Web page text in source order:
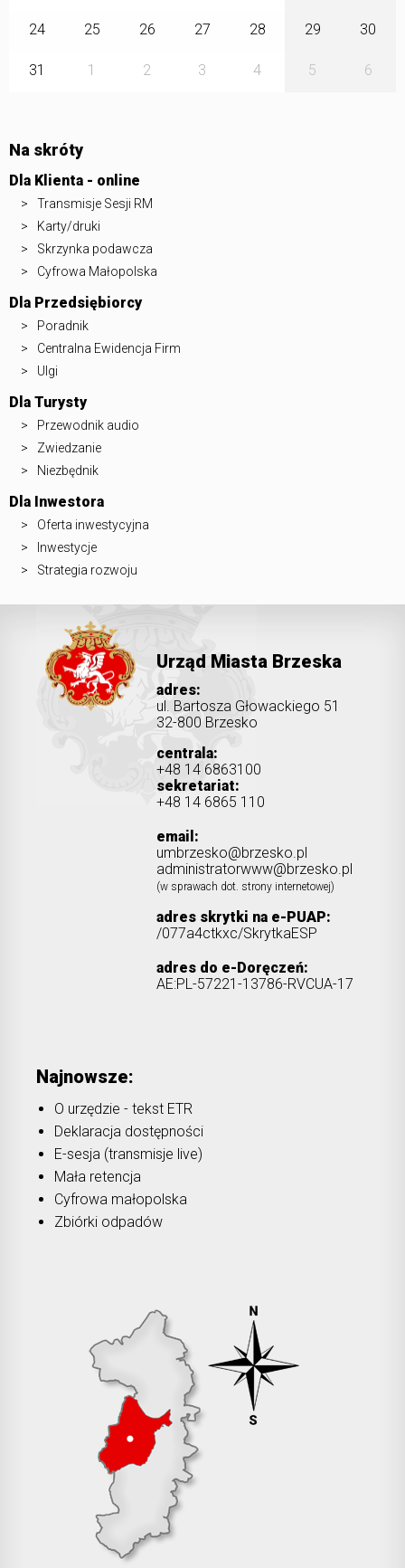
24 25 26 27 28 29 30
31 1 2 3 4 5 6
Na skróty
Dla Klienta - online
Transmisje Sesji RM
Karty/druki
Skrzynka podawcza
Cyfrowa Małopolska
Dla Przedsiębiorcy
Poradnik
Centralna Ewidencja Firm
Ulgi
Dla Turysty
Przewodnik audio
Zwiedzanie
Niezbędnik
Dla Inwestora
Oferta inwestycyjna
Inwestycje
Strategia rozwoju
Najnowsze:
O urzędzie - tekst ETR
Deklaracja dostępności
E-sesja (transmisje live)
Mała retencja
Cyfrowa małopolska
Zbiórki odpadów
Urząd Miasta Brzeska
adres:
ul. Bartosza Głowackiego 51
32-800 Brzesko
centrala:
+48 14 6863100
sekretariat:
+48 14 6865 110
email:
umbrzesko@brzesko.pl
administratorwww@brzesko.pl
(w sprawach dot. strony internetowej)
adres skrytki na e-PUAP:
/077a4ctkxc/SkrytkaESP
adres do e-Doręczeń:
AE:PL-57221-13786-RVCUA-17